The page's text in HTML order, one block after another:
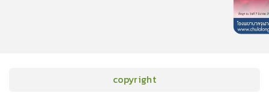
copyright